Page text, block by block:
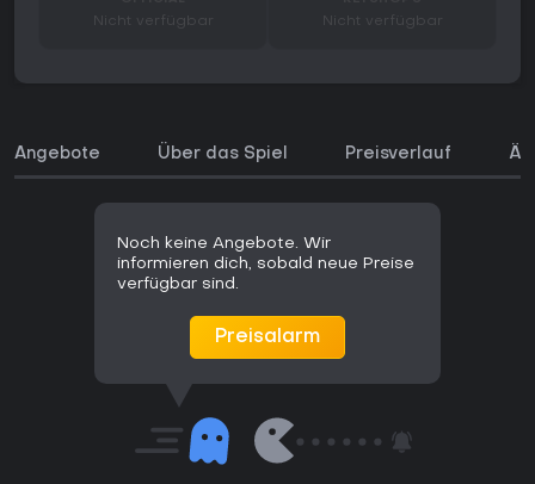
Nicht verfügbar Nicht verfügbar
Angebote Über das Spiel Preisverlauf
Noch keine Angebote. Wir
informieren dich, sobald neue Preise
verfügbar sind.
Preisalarm